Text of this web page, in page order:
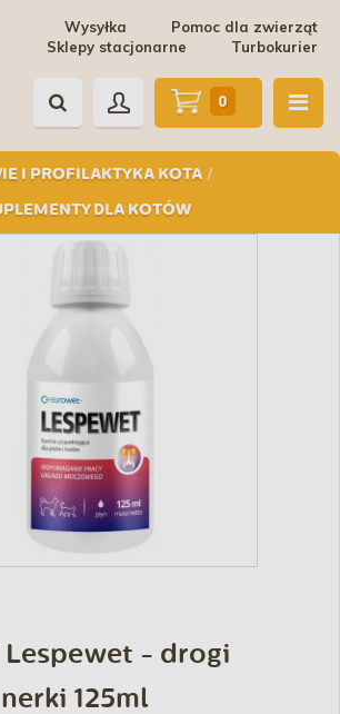
Pomoc dla zwierząt
Wysyłka
Turbokurier
Sklepy stacjonarne
I PROFILAKTYKA KOTA /
DLA KOTÓW
0
Lespewet - drogi
125ml